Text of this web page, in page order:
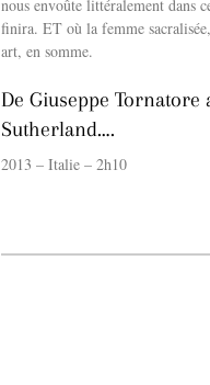
nous envoûte littéralement dans
finira. ET où la femme
art, en somme.
De Giuseppe Tornatore
Sutherland….
2013 – Italie – 2h10